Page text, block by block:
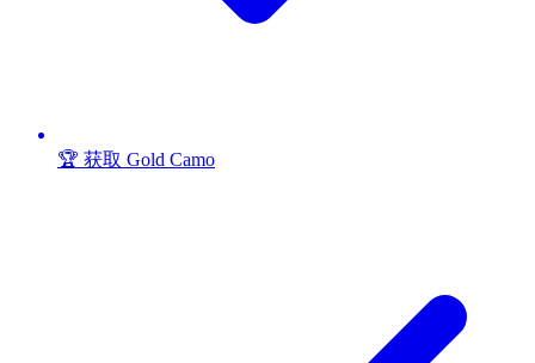
🏆 获取 Gold Camo